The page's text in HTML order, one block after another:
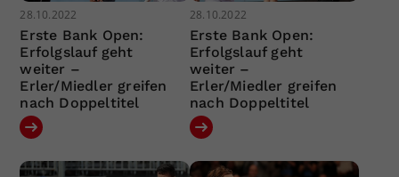
28.10.2022
Erste Bank Open:
Erfolgslauf geht
weiter –
Erler/Miedler greifen
nach Doppeltitel
28.10.2022
Erste Bank Open:
Erfolgslauf geht
weiter –
Erler/Miedler greifen
nach Doppeltitel